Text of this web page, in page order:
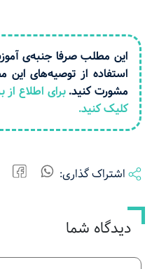
این مطلب صرفا جنبه‌ی
استفاده از توصیه‌های
مشورت کنید.برای اطلاع از
کلیک کنید.
اشتراک گذاری:
دیدگاه شما